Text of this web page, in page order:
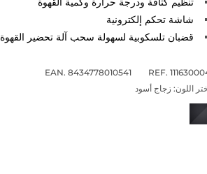
شاشة تحكم إلكترونية
قضبان تلسكوبية لسهولة سحب آلة تحضير القهوة
REF.
EAN. 8434778010541
اللون: زجاج أسود